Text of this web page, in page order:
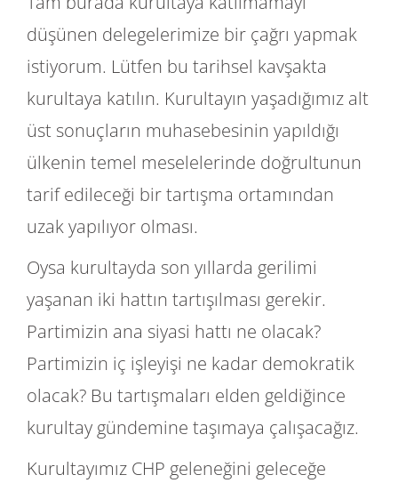
düşünen delegelerimize bir çağrı yapmak
istiyorum. Lütfen bu tarihsel kavşakta
kurultaya katılın. Kurultayın yaşadığımız alt
üst sonuçların muhasebesinin yapıldığı
ülkenin temel meselelerinde doğrultunun
tarif edileceği bir tartışma ortamından
uzak yapılıyor olması.
Oysa kurultayda son yıllarda gerilimi
yaşanan iki hattın tartışılması gerekir.
Partimizin ana siyasi hattı ne olacak?
Partimizin iç işleyişi ne kadar demokratik
olacak? Bu tartışmaları elden geldiğince
kurultay gündemine taşımaya çalışacağız.
Kurultayımız CHP geleneğini geleceğe